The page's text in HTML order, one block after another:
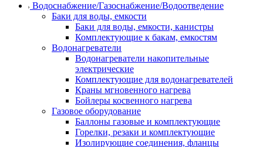
Водоснабжение/Газоснабжение/Водоотведение
Баки для воды, емкости
Баки для воды, емкости, канистры
Комплектующие к бакам, емкостям
Водонагреватели
Водонагреватели накопительные
электрические
Комплектующие для водонагревателей
Краны мгновенного нагрева
Бойлеры косвенного нагрева
Газовое оборудование
Баллоны газовые и комплектующие
Горелки, резаки и комплектующие
Изолирующие соединения, фланцы